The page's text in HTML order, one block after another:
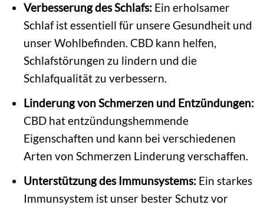
Verbesserung des Schlafs: Ein erholsamer
Schlaf ist essentiell für unsere Gesundheit und
unser Wohlbefinden. CBD kann helfen,
Schlafstörungen zu lindern und die
Schlafqualität zu verbessern.
Linderung von Schmerzen und Entzündungen:
CBD hat entzündungshemmende
Eigenschaften und kann bei verschiedenen
Arten von Schmerzen Linderung verschaffen.
Unterstützung des Immunsystems: Ein starkes
Immunsystem ist unser bester Schutz vor